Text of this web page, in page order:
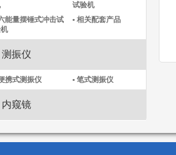
试验机
能量摆锤式冲击试
• 相关配套产品
测振仪
携式测振仪​ • 笔式测振仪​
内窥镜